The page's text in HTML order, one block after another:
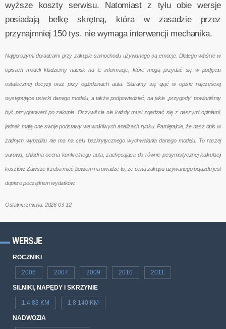
wyższe koszty serwisu. Natomiast z tyłu obie wersje
posiadają belkę skrętną, która w zasadzie przez
przynajmniej 150 tys. nie wymaga interwencji mechanika.
Najgorszymi doradcami przy zakupie samochodu używanego są emocje. Dlatego właśnie w
opisach modeli kładziemy nacisk na te informacje, które mogą przydać się w podjęciu
ostatecznej decyzji oraz przy oględzinach auta. Staramy się ująć w opisie najczęściej
występujące usterki danego modelu, a także podpowiedzieć, na jakie „przygody” powinniśmy
być przygotowani po zakupie. Oczywiście nie każdy musi zgadzać się z naszymi opiniami,
jednak mają one swoje podstawy we wnikliwych analizach rynku. Pamiętajcie, że nasz opis w
żadnym wypadku nie ma na celu bezkrytycznego wychwalania danego modelu. To raczej
surowa, chłodna ocena konkretnego auta, zachęcająca do równie pesymistycznej kalkulacji
kosztów. Zawsze trzeba mieć bowiem na uwadze to, że cena zakupu używanego pojazdu jest
dopiero początkiem wydatków.
Ostatnia zmiana: 2026-03-12
WERSJE
ROCZNIKI
2006 2007 2009 2010 2011
SILNIKI, NAPĘDY I SKRZYNIE
1.4 83 KM 1.8 140 KM
NADWOZIA